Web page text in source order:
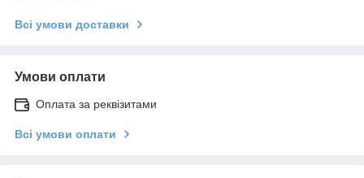
Всі умови доставки
Умови оплати
Оплата за реквізитами
Всі умови оплати